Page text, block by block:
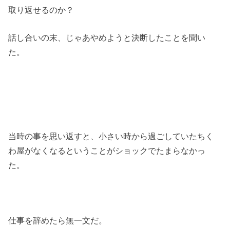
取り返せるのか？
話し合いの末、じゃあやめようと決断したことを聞い
た。
当時の事を思い返すと、小さい時から過ごしていたちく
わ屋がなくなるということがショックでたまらなかっ
た。
仕事を辞めたら無一文だ。